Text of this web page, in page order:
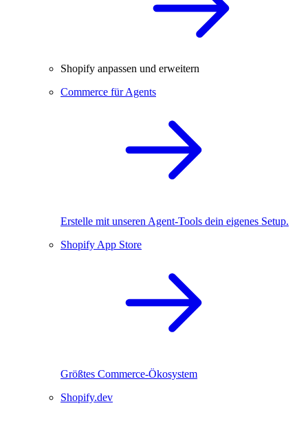
Shopify anpassen und erweitern
Commerce für Agents
Erstelle mit unseren Agent-Tools dein eigenes Setup.
Shopify App Store
Größtes Commerce-Ökosystem
Shopify.dev